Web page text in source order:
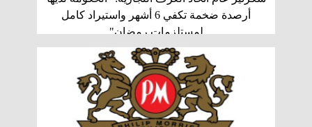
أرصدة ضخمة تكفي 6 أشهر واستيراد كامل
لمستلزمات رمضان"